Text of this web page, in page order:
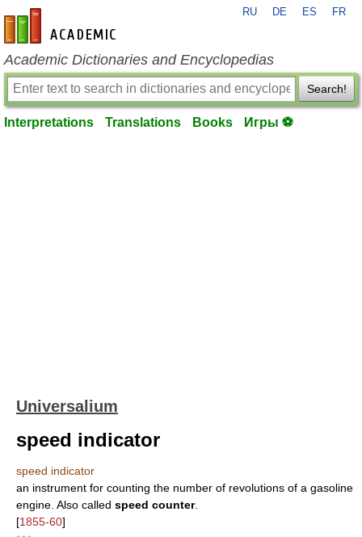
en-academic.com
RU DE ES FR
Academic Dictionaries and Encyclopedias
Search!
Interpretations Translations Books Игры ⚽
Universalium
speed indicator
speed indicator
an instrument for counting the number of revolutions of a gasoline
engine. Also called speed counter.
[1855-60]